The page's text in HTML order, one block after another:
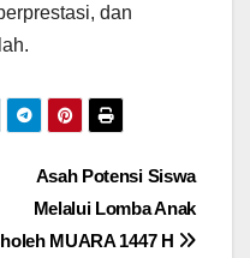
dan
Asah Potensi Siswa
Melalui Lomba Anak
MUARA 1447 H